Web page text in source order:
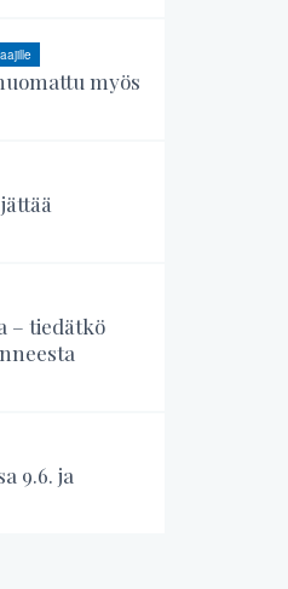
myös
– tiedätkö
9.6. ja